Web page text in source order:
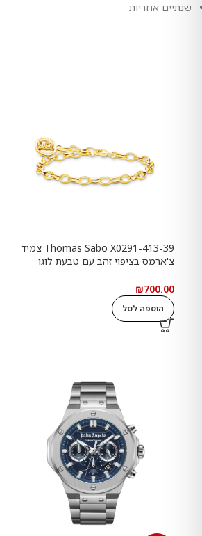
שנתיים אחריות
Thomas Sabo X0291-413-39 צמיד
צ'ארמס בציפוי זהב עם טבעת לוגו
₪700.00
הוספה לסל